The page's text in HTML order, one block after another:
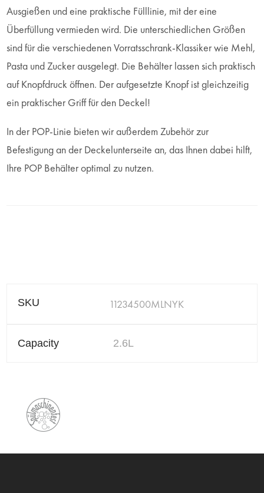
Ausgießen und eine praktische Fülllinie, mit der eine
Überfüllung vermieden wird. Die unterschiedlichen Größen
sind für die verschiedenen Vorratsschrank-Klassiker wie Mehl,
Pasta und Zucker ausgelegt. Die Behälter lassen sich praktisch
auf Knopfdruck öffnen. Der aufgesetzte Knopf ist gleichzeitig
ein praktischer Griff für den Deckel!
In der POP-Linie bieten wir außerdem Zubehör zur
Befestigung an der Deckelunterseite an, das Ihnen dabei hilft,
Ihre POP Behälter optimal zu nutzen.
SKU 11234500MLNYK
Capacity 2.6L